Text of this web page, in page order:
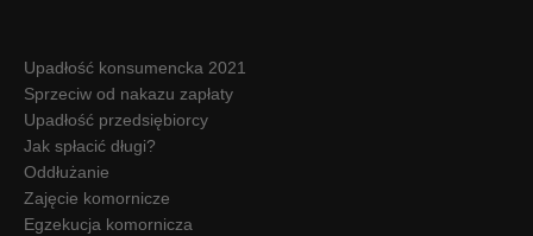
Upadłość konsumencka 2021
Sprzeciw od nakazu zapłaty
Upadłość przedsiębiorcy
Jak spłacić długi?
Oddłużanie
Zajęcie komornicze
Egzekucja komornicza